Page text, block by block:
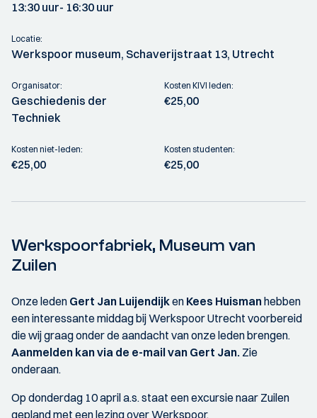
13:30 uur- 16:30 uur
Locatie:
Werkspoor museum, Schaverijstraat 13, Utrecht
Organisator:
Geschiedenis der
Techniek
Kosten KIVI leden:
€25,00
Kosten niet-leden:
€25,00
Kosten studenten:
€25,00
Werkspoorfabriek, Museum van
Zuilen
Onze leden Gert Jan Luijendijken Kees Huismanhebben
een interessante middag bij Werkspoor Utrecht voorbereid
die wij graag onder de aandacht van onze leden brengen.
Aanmelden kan via de e-mail van Gert Jan. Zie
onderaan.
Op donderdag 10 april a.s. staat een excursie naar Zuilen
gepland met een lezing over Werkspoor.